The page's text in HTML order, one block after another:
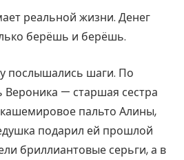
реальной жизни. Денег
берёшь и берёшь.
послышались шаги. По
Вероника — старшая сестра
пальто Алины,
подарил ей прошлой
бриллиантовые серьги, а в